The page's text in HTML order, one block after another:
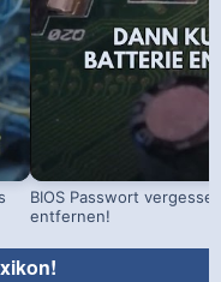
BIOS Passwort
entfernen!